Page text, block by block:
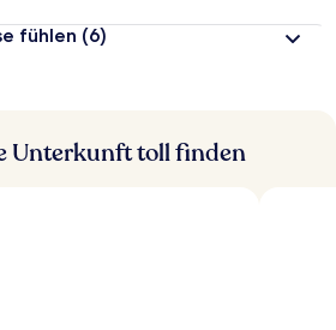
fühlen (6)
Unterkunft toll finden